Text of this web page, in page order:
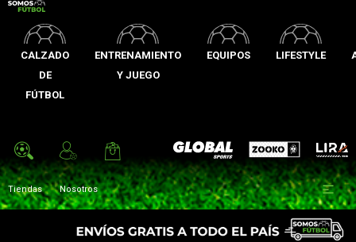
CALZADO
DE
FÚTBOL
ENTRENAMIENTO
Y JUEGO
EQUIPOS LIFESTYLE
Global Sports Zooko Lira
Tiendas Nosotros 